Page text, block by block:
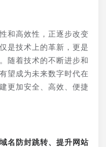
和高效性，正逐步改变
是技术上的革新，更是
随着技术的不断进步和
望成为未来数字时代在
更加安全、高效、便捷
名防封跳转、提升网站